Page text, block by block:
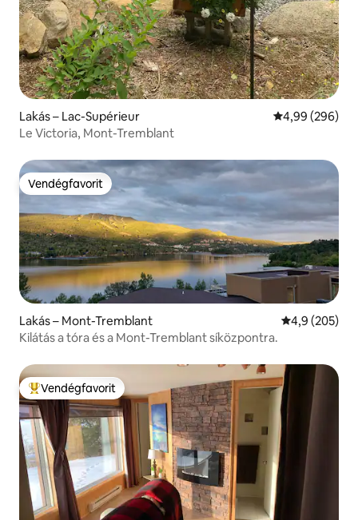
Lakás – Lac-Supérieur Átlagos
4,99 (296)
Le Victoria, Mont-Tremblant
Vendégfavorit
Vendégfavorit
Lakás – Mont-Tremblant Átlagos
4,9 (205)
Kilátás a tóra és a Mont-Tremblant síközpontra.
Kiemelt vendégfavorit
Vendégfavorit